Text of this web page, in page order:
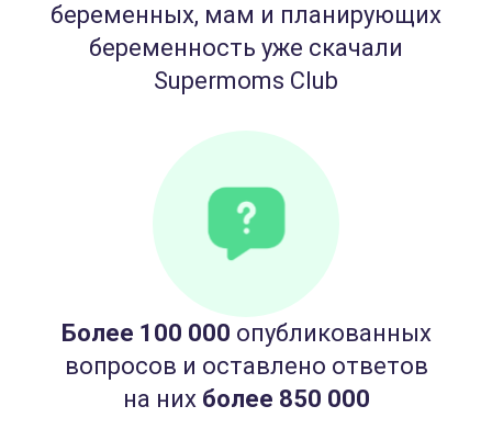
беременных, мам и планирующих
беременность уже скачали
Supermoms Club
Более 100 000 опубликованных
вопросов и оставлено ответов
на них более 850 000